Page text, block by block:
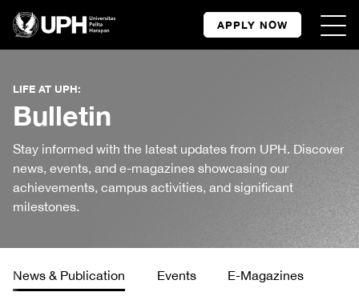
APPLY NOW
LIFE AT UPH:
Bulletin
Stay informed with the latest updates from UPH. Discover
news, events, and e-magazines showcasing our
achievements, campus activities, and significant
milestones.
News & Publication Events E-Magazines